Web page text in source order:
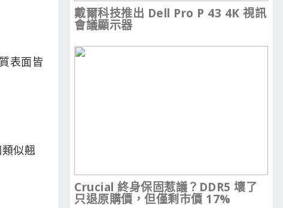
表面皆
似翹
戴爾科技推出 Dell Pro P 43 4K 視訊
會議顯示器
Crucial 終身保固惹議？DDR5 壞了
只退原購價，但僅剩市價 17%